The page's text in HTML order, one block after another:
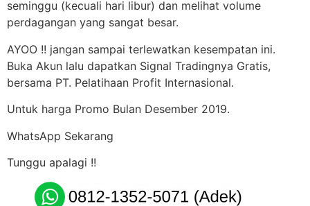
seminggu (kecuali hari libur) dan melihat volume
perdagangan yang sangat besar.
AYOO !! jangan sampai terlewatkan kesempatan ini.
Buka Akun lalu dapatkan Signal Tradingnya Gratis,
bersama PT. Pelatihaan Profit Internasional.
Untuk harga Promo Bulan Desember 2019.
WhatsApp Sekarang
Tunggu apalagi !!